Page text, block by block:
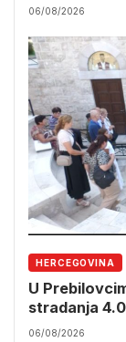
06/08/2026
HERCEGOVINA
U
stradanja
06/08/2026